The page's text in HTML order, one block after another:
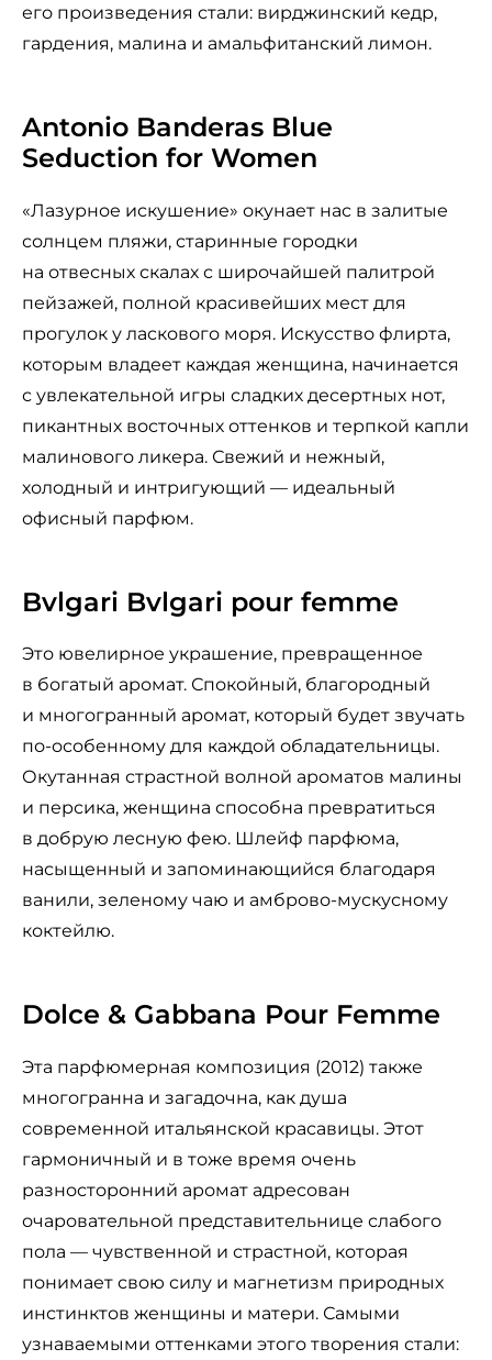
его произведения стали: вирджинский кедр,
гардения, малина и амальфитанский лимон.
Antonio Banderas Blue
Seduction for Women
«Лазурное искушение» окунает нас в залитые
солнцем пляжи, старинные городки
на отвесных скалах с широчайшей палитрой
пейзажей, полной красивейших мест для
прогулок у ласкового моря. Искусство флирта,
которым владеет каждая женщина, начинается
с увлекательной игры сладких десертных нот,
пикантных восточных оттенков и терпкой капли
малинового ликера. Свежий и нежный,
холодный и интригующий — идеальный
офисный парфюм.
Bvlgari Bvlgari pour femme
Это ювелирное украшение, превращенное
в богатый аромат. Спокойный, благородный
и многогранный аромат, который будет звучать
по-особенному для каждой обладательницы.
Окутанная страстной волной ароматов малины
и персика, женщина способна превратиться
в добрую лесную фею. Шлейф парфюма,
насыщенный и запоминающийся благодаря
ванили, зеленому чаю и амброво-мускусному
коктейлю.
Dolce & Gabbana Pour Femme
Эта парфюмерная композиция (2012) также
многогранна и загадочна, как душа
современной итальянской красавицы. Этот
гармоничный и в тоже время очень
разносторонний аромат адресован
очаровательной представительнице слабого
пола — чувственной и страстной, которая
понимает свою силу и магнетизм природных
инстинктов женщины и матери. Самыми
узнаваемыми оттенками этого творения стали: